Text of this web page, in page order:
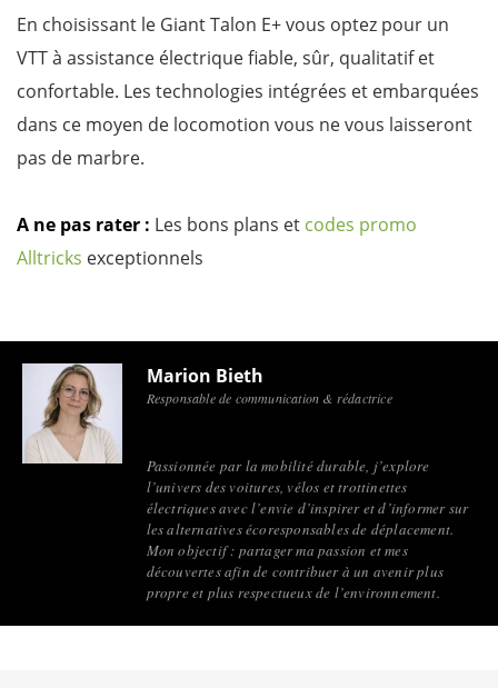
En choisissant le Giant Talon E+ vous optez pour un
VTT à assistance électrique fiable, sûr, qualitatif et
confortable. Les technologies intégrées et embarquées
dans ce moyen de locomotion vous ne vous laisseront
pas de marbre.
A ne pas rater : Les bons plans et codes promo
Alltricks exceptionnels
Marion Bieth
Responsable de communication & rédactrice
Passionnée par la mobilité durable, j’explore
l’univers des voitures, vélos et trottinettes
électriques avec l’envie d’inspirer et d’informer sur
les alternatives écoresponsables de déplacement.
Mon objectif : partager ma passion et mes
découvertes afin de contribuer à un avenir plus
propre et plus respectueux de l’environnement.